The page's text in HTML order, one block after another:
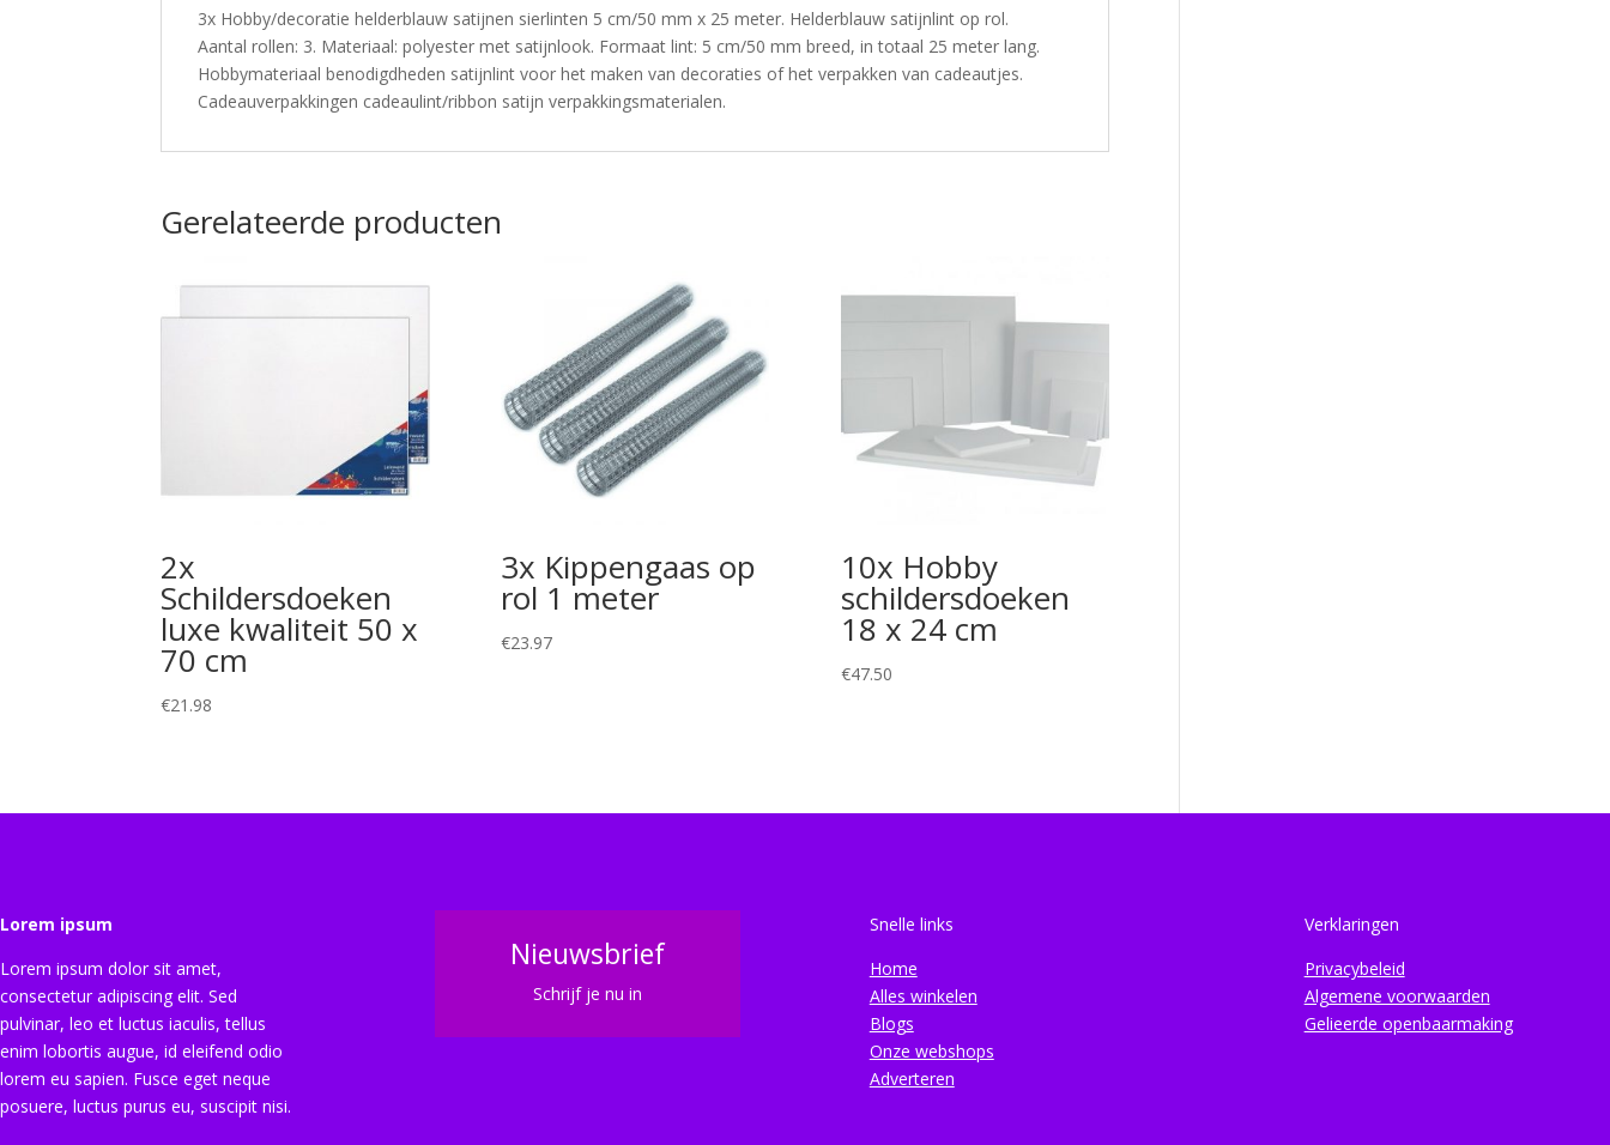
3x Hobby/decoratie helderblauw satijnen sierlinten 5 cm/50 mm x 25 meter. Helderblauw satijnlint op rol.
Aantal rollen: 3. Materiaal: polyester met satijnlook. Formaat lint: 5 cm/50 mm breed, in totaal 25 meter lang.
Hobbymateriaal benodigdheden satijnlint voor het maken van decoraties of het verpakken van cadeautjes.
Cadeauverpakkingen cadeaulint/ribbon satijn verpakkingsmaterialen.
Gerelateerde producten
2x
Schildersdoeken
luxe kwaliteit 50 x
70 cm
€21.98
3x Kippengaas op
rol 1 meter
€23.97
10x Hobby
schildersdoeken
18 x 24 cm
€47.50
Lorem ipsum
Lorem ipsum dolor sit amet,
consectetur adipiscing elit. Sed
pulvinar, leo et luctus iaculis, tellus
enim lobortis augue, id eleifend odio
lorem eu sapien. Fusce eget neque
posuere, luctus purus eu, suscipit nisi.
Nieuwsbrief
Schrijf je nu in
Snelle links
Home
Alles winkelen
Blogs
Onze webshops
Adverteren
Verklaringen
Privacybeleid
Algemene voorwaarden
Gelieerde openbaarmaking